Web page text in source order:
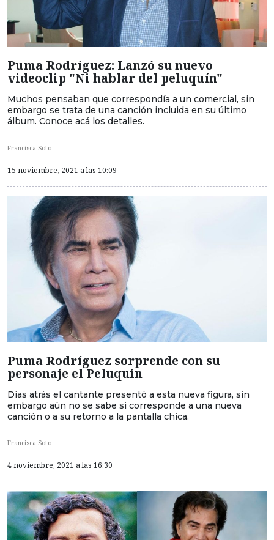
Puma Rodríguez: Lanzó su nuevo
videoclip "Ni hablar del peluquín"
Muchos pensaban que correspondía a un comercial, sin
embargo se trata de una canción incluida en su último
álbum. Conoce acá los detalles.
Francisca Soto
15 noviembre, 2021 a las 10:09
Puma Rodríguez sorprende con su
personaje el Peluquin
Días atrás el cantante presentó a esta nueva figura, sin
embargo aún no se sabe si corresponde a una nueva
canción o a su retorno a la pantalla chica.
Francisca Soto
4 noviembre, 2021 a las 16:30